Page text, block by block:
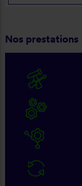
Nos prestations